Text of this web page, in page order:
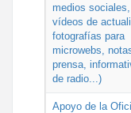
medios sociales,
vídeos de
fotografías para
microwebs,
prensa,
de radio...)
Apoyo de la